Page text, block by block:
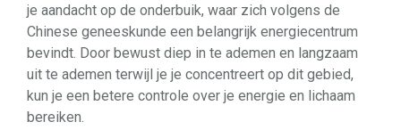
je aandacht op de onderbuik, waar zich volgens de
Chinese geneeskunde een belangrijk energiecentrum
bevindt. Door bewust diep in te ademen en langzaam
uit te ademen terwijl je je concentreert op dit gebied,
kun je een betere controle over je energie en lichaam
bereiken.